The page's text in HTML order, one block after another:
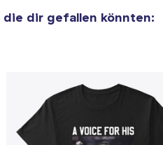
die dir gefallen könnten: